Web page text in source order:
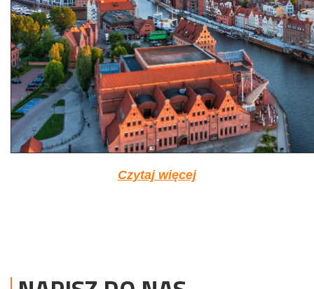
Czytaj więcej